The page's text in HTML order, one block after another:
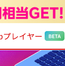
プレイヤー